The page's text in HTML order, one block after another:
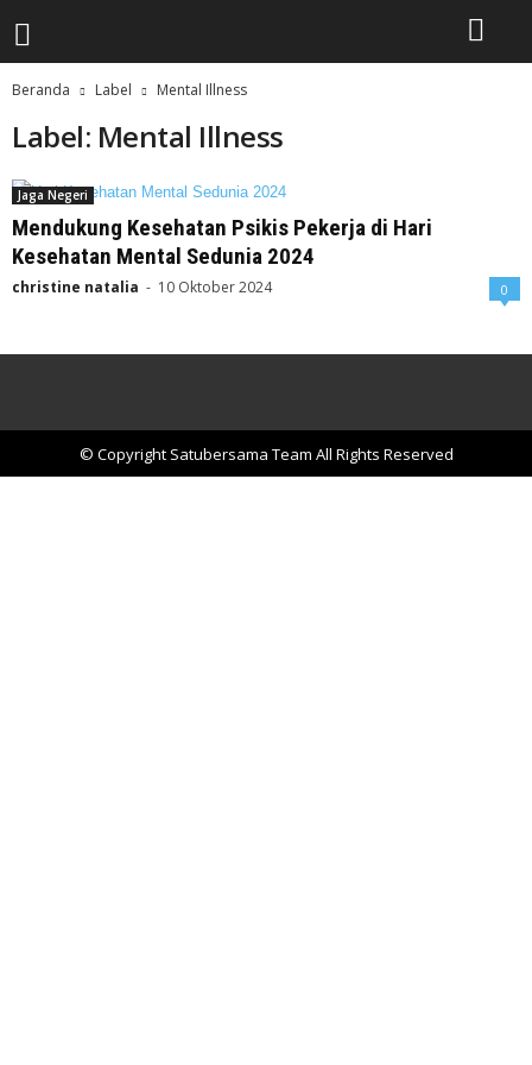
Beranda Label Mental Illness
Label: Mental Illness
Jaga Negeri
Mendukung Kesehatan Psikis Pekerja di Hari
Kesehatan Mental Sedunia 2024
christine natalia - 10 Oktober 2024 0
© Copyright Satubersama Team All Rights Reserved